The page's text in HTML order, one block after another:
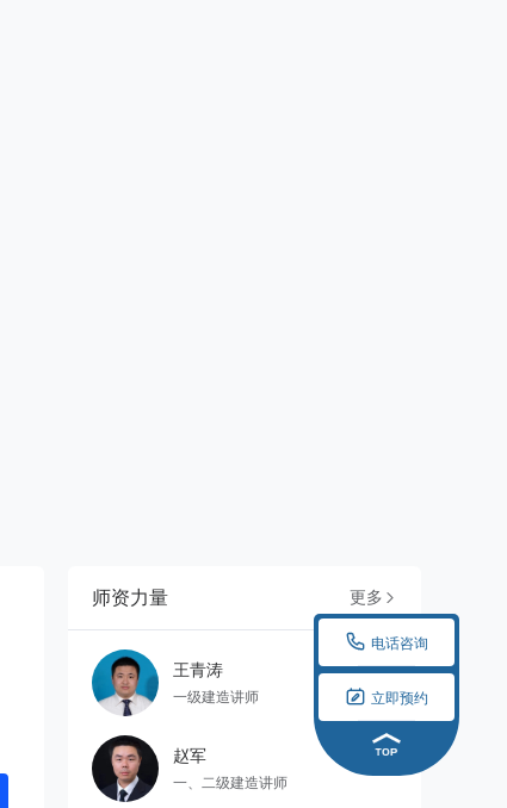
 电话咨询
 立即预约
师资力量 更多 
王青涛
一级建造讲师
赵军
一、二级建造讲师